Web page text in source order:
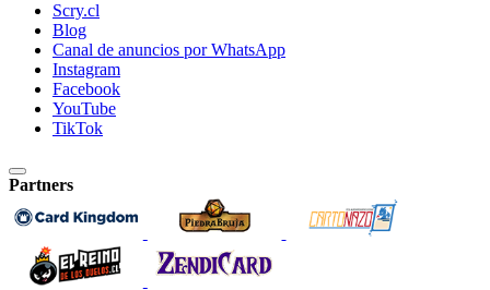
Scry.cl
Blog
Canal de anuncios por WhatsApp
Instagram
Facebook
YouTube
TikTok
Partners